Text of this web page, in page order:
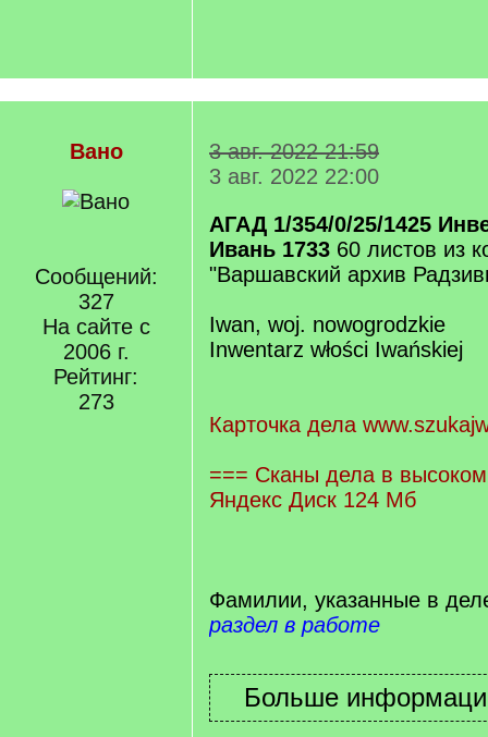
Вано
Сообщений:
327
На сайте с
2006 г.
Рейтинг:
273
3 авг. 2022 21:59
3 авг. 2022 22:00
АГАД 1/354/0/25/1425
Ивань 1733 60 листов из
"Варшавский архив
Iwan, woj. nowogrodzkie
Inwentarz włości Iwańskiej
Карточка дела
=== Сканы дела в
Яндекс Диск 124 Мб
Фамилии, указанные в
раздел в работе